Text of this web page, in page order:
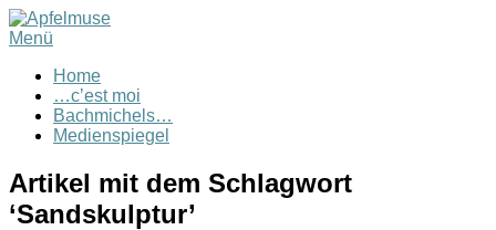
Menü
Home
…c’est moi
Bachmichels…
Medienspiegel
Artikel mit dem Schlagwort
‘Sandskulptur’